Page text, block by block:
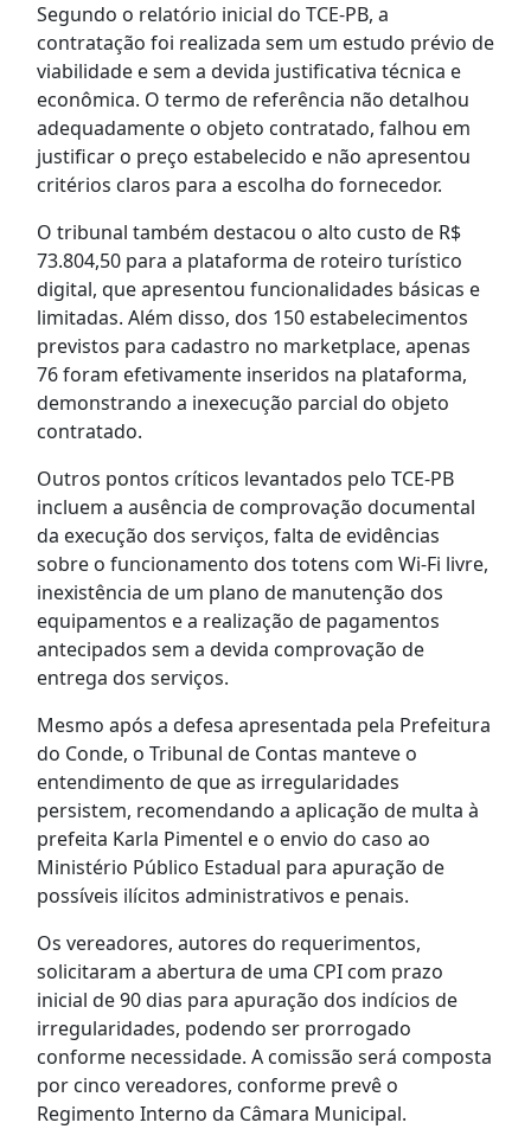
Segundo o relatório inicial do TCE-PB, a
contratação foi realizada sem um estudo prévio de
viabilidade e sem a devida justificativa técnica e
econômica. O termo de referência não detalhou
adequadamente o objeto contratado, falhou em
justificar o preço estabelecido e não apresentou
critérios claros para a escolha do fornecedor.
O tribunal também destacou o alto custo de R$
73.804,50 para a plataforma de roteiro turístico
digital, que apresentou funcionalidades básicas e
limitadas. Além disso, dos 150 estabelecimentos
previstos para cadastro no marketplace, apenas
76 foram efetivamente inseridos na plataforma,
demonstrando a inexecução parcial do objeto
contratado.
Outros pontos críticos levantados pelo TCE-PB
incluem a ausência de comprovação documental
da execução dos serviços, falta de evidências
sobre o funcionamento dos totens com Wi-Fi livre,
inexistência de um plano de manutenção dos
equipamentos e a realização de pagamentos
antecipados sem a devida comprovação de
entrega dos serviços.
Mesmo após a defesa apresentada pela Prefeitura
do Conde, o Tribunal de Contas manteve o
entendimento de que as irregularidades
persistem, recomendando a aplicação de multa à
prefeita Karla Pimentel e o envio do caso ao
Ministério Público Estadual para apuração de
possíveis ilícitos administrativos e penais.
Os vereadores, autores do requerimentos,
solicitaram a abertura de uma CPI com prazo
inicial de 90 dias para apuração dos indícios de
irregularidades, podendo ser prorrogado
conforme necessidade. A comissão será composta
por cinco vereadores, conforme prevê o
Regimento Interno da Câmara Municipal.